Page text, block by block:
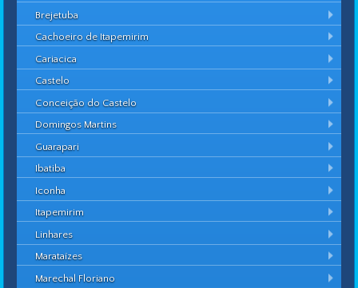
Brejetuba
Cachoeiro de Itapemirim
Cariacica
Castelo
Conceição do Castelo
Domingos Martins
Guarapari
Ibatiba
Iconha
Itapemirim
Linhares
Marataízes
Marechal Floriano